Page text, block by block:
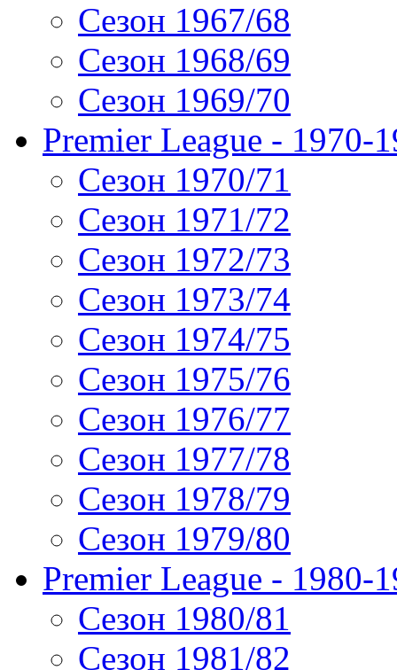
Сезон 1967/68
Сезон 1968/69
Сезон 1969/70
Premier League - 1970-
Сезон 1970/71
Сезон 1971/72
Сезон 1972/73
Сезон 1973/74
Сезон 1974/75
Сезон 1975/76
Сезон 1976/77
Сезон 1977/78
Сезон 1978/79
Сезон 1979/80
Premier League - 1980-
Сезон 1980/81
Сезон 1981/82